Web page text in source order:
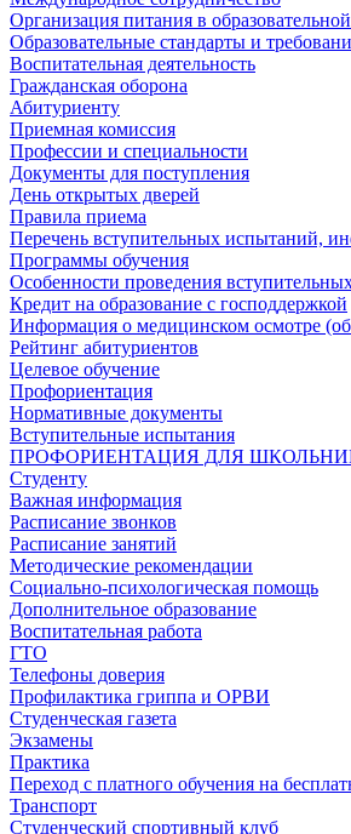
Организация питания в
Образовательные стандарты и
Воспитательная деятельность
Гражданская оборона
Абитуриенту
Приемная комиссия
Профессии и специальности
Документы для поступления
День открытых дверей
Правила приема
Перечень вступительных испытаний,
Программы обучения
Особенности проведения
Кредит на образование с господдержкой
Информация о медицинском осмотре
Рейтинг абитуриентов
Целевое обучение
Профориентация
Нормативные документы
Вступительные испытания
ПРОФОРИЕНТАЦИЯ ДЛЯ
Студенту
Важная информация
Расписание звонков
Расписание занятий
Методические рекомендации
Социально-психологическая помощь
Дополнительное образование
Воспитательная работа
ГТО
Телефоны доверия
Профилактика гриппа и ОРВИ
Cтуденческая газета
Экзамены
Практика
Переход с платного обучения на
Транспорт
Студенческий спортивный клуб